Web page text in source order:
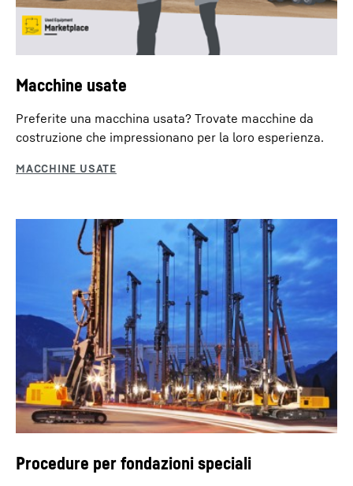
Macchine usate
Preferite una macchina usata? Trovate macchine da
costruzione che impressionano per la loro esperienza.
Procedure per fondazioni speciali